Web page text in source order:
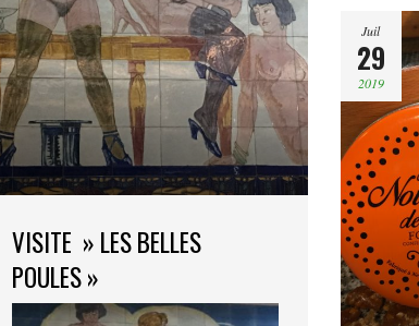
VISITE » LES BELLES
POULES »
Juil
29
2019